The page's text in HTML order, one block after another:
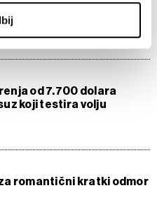
promenite ili povučete
ARENA SPORT d.o.o. i
obrađujemo kao i o
Politici privatnosti
uPolitici
možete u bilo kojem
posledica.
koji greškom preskačemo
od 7.700 dolara
koji testira volju
romantični kratki odmor